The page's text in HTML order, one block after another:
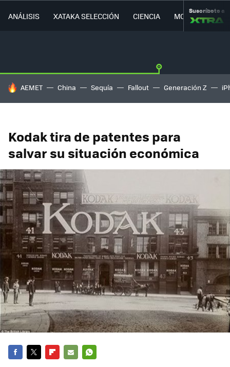
ANÁLISIS XATAKA SELECCIÓN CIENCIA MOVILIDAD
Suscríbete a
HOY SE HABLA DE
AEMET China Sequía Fallout Generación Z
Kodak tira de patentes para
salvar su situación económica